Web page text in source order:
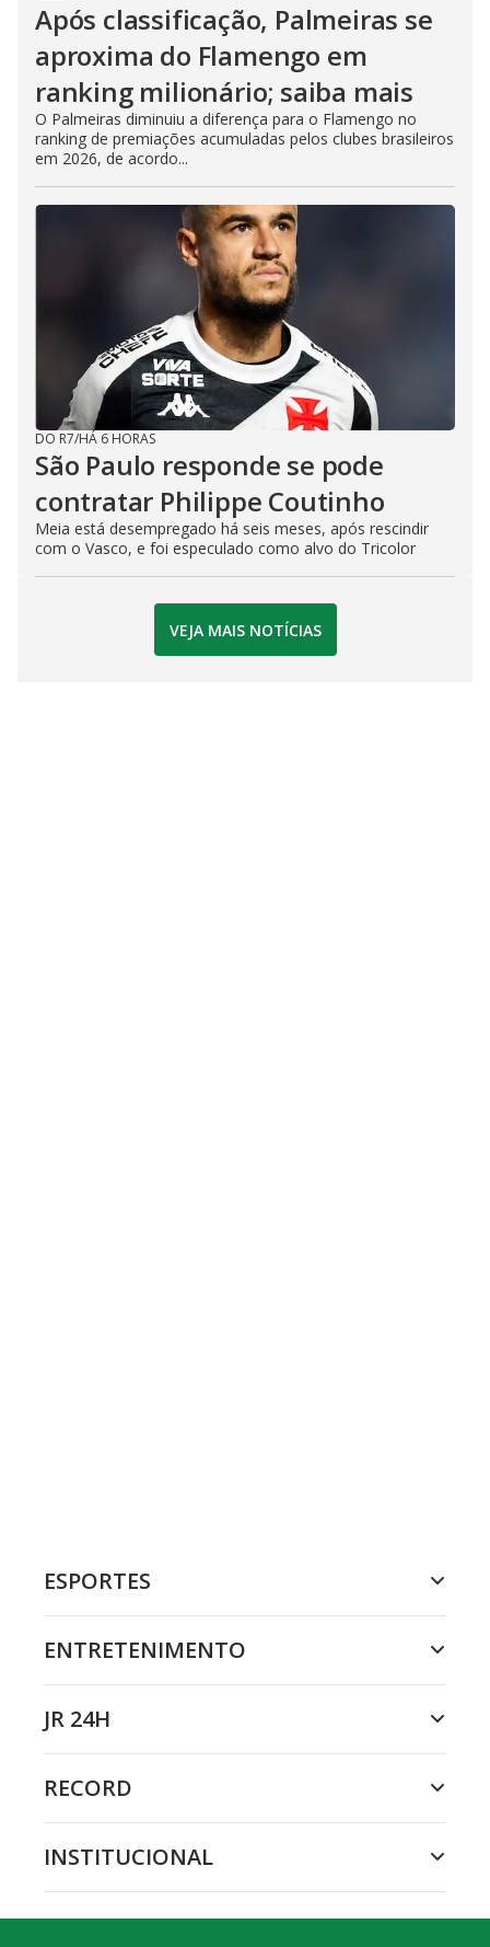
Após classificação, Palmeiras se
aproxima do Flamengo em
ranking milionário; saiba mais
O Palmeiras diminuiu a diferença para o Flamengo no
ranking de premiações acumuladas pelos clubes brasileiros
em 2026, de acordo...
DO R7/HÁ 6 HORAS
São Paulo responde se pode
contratar Philippe Coutinho
Meia está desempregado há seis meses, após rescindir
com o Vasco, e foi especulado como alvo do Tricolor
VEJA MAIS NOTÍCIAS
ESPORTES
ENTRETENIMENTO
JR 24H
RECORD
INSTITUCIONAL